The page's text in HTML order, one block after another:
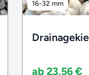
16-32 mm
ab 23,56 €